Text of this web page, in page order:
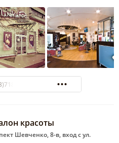
69-70
красоты
Шевченко, 8-в, вход с ул.